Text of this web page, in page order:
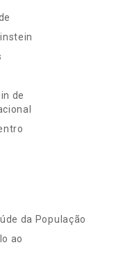
de
da População
ao